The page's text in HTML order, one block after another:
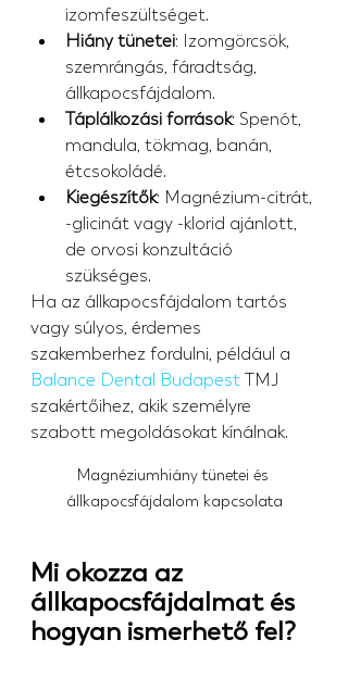
izomfeszültséget.
Hiány tünetei: Izomgörcsök,
szemrángás, fáradtság,
állkapocsfájdalom.
Táplálkozási források: Spenót,
mandula, tökmag, banán,
étcsokoládé.
Kiegészítők: Magnézium-citrát,
-glicinát vagy -klorid ajánlott,
de orvosi konzultáció
szükséges.
Ha az állkapocsfájdalom tartós
vagy súlyos, érdemes
szakemberhez fordulni, például a
Balance Dental Budapest TMJ
szakértőihez, akik személyre
szabott megoldásokat kínálnak.
Magnéziumhiány tünetei és
állkapocsfájdalom kapcsolata
Mi okozza az
állkapocsfájdalmat és
hogyan ismerhető fel?